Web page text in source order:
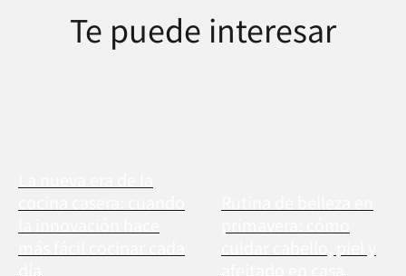
Te puede interesar